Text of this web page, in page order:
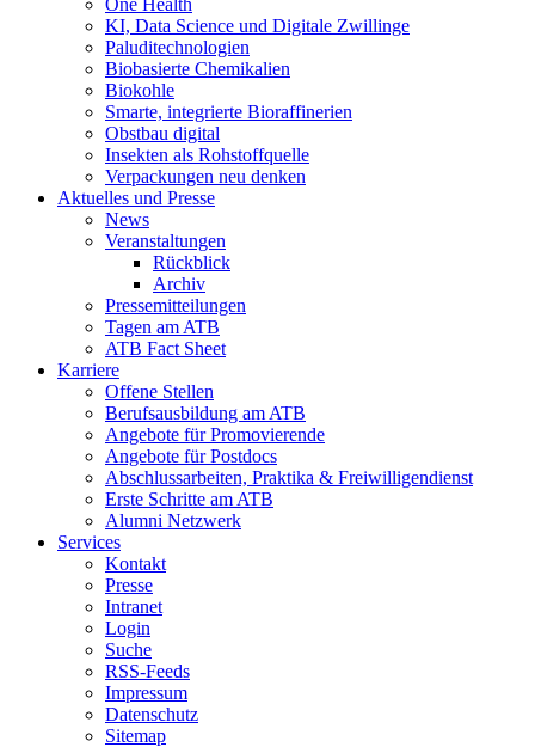
One Health
KI, Data Science und Digitale Zwillinge
Paluditechnologien
Biobasierte Chemikalien
Biokohle
Smarte, integrierte Bioraffinerien
Obstbau digital
Insekten als Rohstoffquelle
Verpackungen neu denken
Aktuelles und Presse
News
Veranstaltungen
Rückblick
Archiv
Pressemitteilungen
Tagen am ATB
ATB Fact Sheet
Karriere
Offene Stellen
Berufsausbildung am ATB
Angebote für Promovierende
Angebote für Postdocs
Abschlussarbeiten, Praktika & Freiwilligendienst
Erste Schritte am ATB
Alumni Netzwerk
Services
Kontakt
Presse
Intranet
Login
Suche
RSS-Feeds
Impressum
Datenschutz
Sitemap